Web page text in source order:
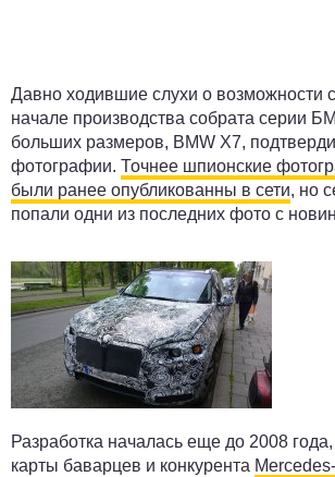
Давно ходившие слухи о возможности
начале производства собрата серии
больших размеров, BMW X7,
фотографии. Точнее шпионские
были ранее опубликованны в сети, но
попали одни из последних фото с
Разработка началась еще до 2008
карты баварцев и конкурента